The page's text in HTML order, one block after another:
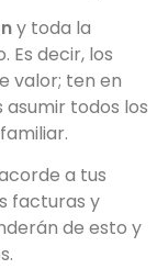
y toda la
Es decir, los
valor; ten en
todos los
a tus
facturas y
de esto y